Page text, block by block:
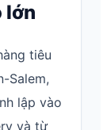
lớn
tiêu
Salem,
lập vào
và từ